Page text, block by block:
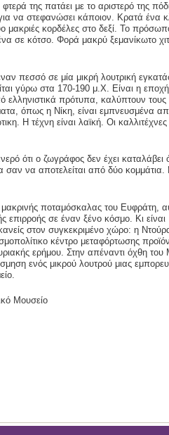
της πατάει με το αριστερό της
να στεφανώσει κάποιον. Κρατά ένα
μακριές κορδέλες στο δεξί. Το
σε κότσο. Φορά μακρύ ξεμανίκωτο
πεσσό σε μία μικρή λουτρική
γύρω στα 170-190 μ.Χ. Είναι η
ελληνιστικά πρότυπα, καλύπτουν τους
όπως η Νίκη, είναι εμπνευσμένα
Η τέχνη είναι λαϊκή. Οι
ότι ο ζωγράφος δεν έχει καταλάβει
σαν να αποτελείται από δύο
ποταμόσκαλας του Ευφράτη,
επιρροής σε έναν ξένο κόσμο. Κι είναι
στον συγκεκριμένο χώρο: η
κέντρο μεταφόρτωσης
ερήμου. Στην απέναντι όχθη
ενός μικρού λουτρού μιας
Μουσείο